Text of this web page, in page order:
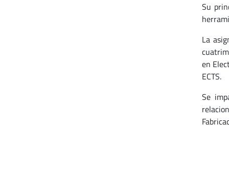
Su
La
en
ECTS.
Se